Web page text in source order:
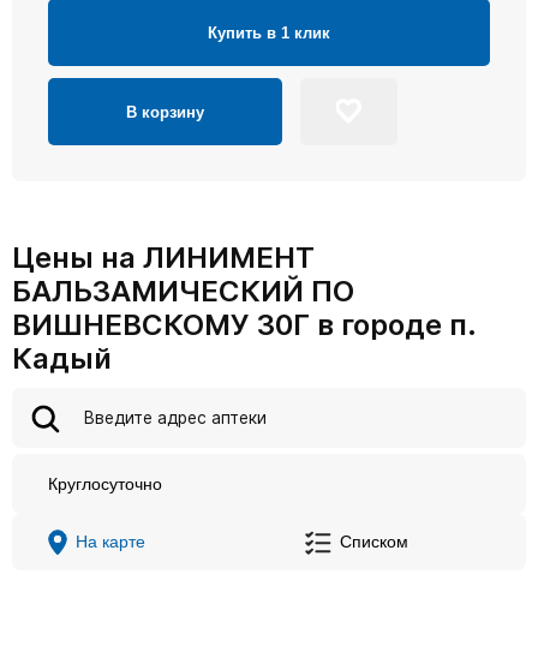
Купить в 1 клик
В корзину
Цены на ЛИНИМЕНТ
БАЛЬЗАМИЧЕСКИЙ ПО
ВИШНЕВСКОМУ 30Г в городе п.
Кадый
Круглосуточно
На карте Списком